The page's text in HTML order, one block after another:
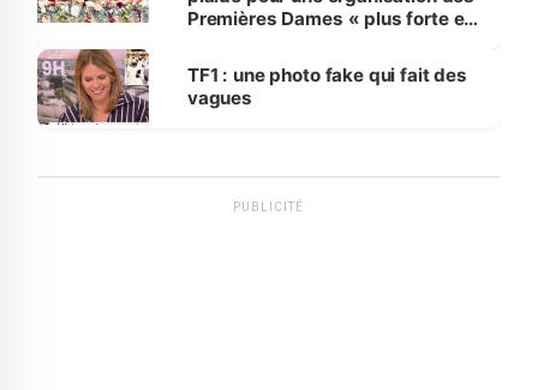
Premières Dames « plus forte et
sur la scène internationale »
TF1 : une photo fake qui fait des
vagues
PUBLICITÉ